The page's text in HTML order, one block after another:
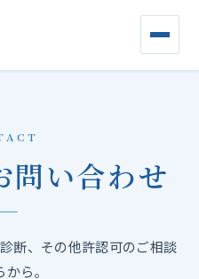
問い合わせ
断、その他許認可のご相談
ら。